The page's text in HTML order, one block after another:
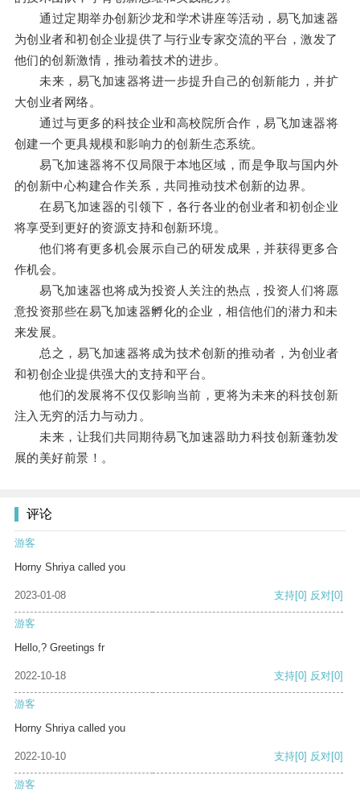
通过定期举办创新沙龙和学术讲座等活动，易飞加速器
为创业者和初创企业提供了与行业专家交流的平台，激发了
他们的创新激情，推动着技术的进步。
未来，易飞加速器将进一步提升自己的创新能力，并扩
大创业者网络。
通过与更多的科技企业和高校院所合作，易飞加速器将
创建一个更具规模和影响力的创新生态系统。
易飞加速器将不仅局限于本地区域，而是争取与国内外
的创新中心构建合作关系，共同推动技术创新的边界。
在易飞加速器的引领下，各行各业的创业者和初创企业
将享受到更好的资源支持和创新环境。
他们将有更多机会展示自己的研发成果，并获得更多合
作机会。
易飞加速器也将成为投资人关注的热点，投资人们将愿
意投资那些在易飞加速器孵化的企业，相信他们的潜力和未
来发展。
总之，易飞加速器将成为技术创新的推动者，为创业者
和初创企业提供强大的支持和平台。
他们的发展将不仅仅影响当前，更将为未来的科技创新
注入无穷的活力与动力。
未来，让我们共同期待易飞加速器助力科技创新蓬勃发
展的美好前景！。
评论
游客
Horny Shriya called you
2023-01-08 支持[0] 反对[0]
游客
Hello,? Greetings fr
2022-10-18 支持[0] 反对[0]
游客
Horny Shriya called you
2022-10-10 支持[0] 反对[0]
游客